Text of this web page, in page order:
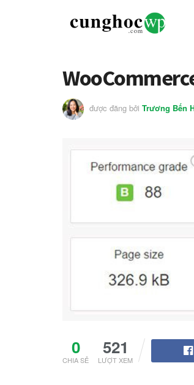
được đăng bởi Trương Bến
0
CHIA SẺ
521
LƯỢT XEM